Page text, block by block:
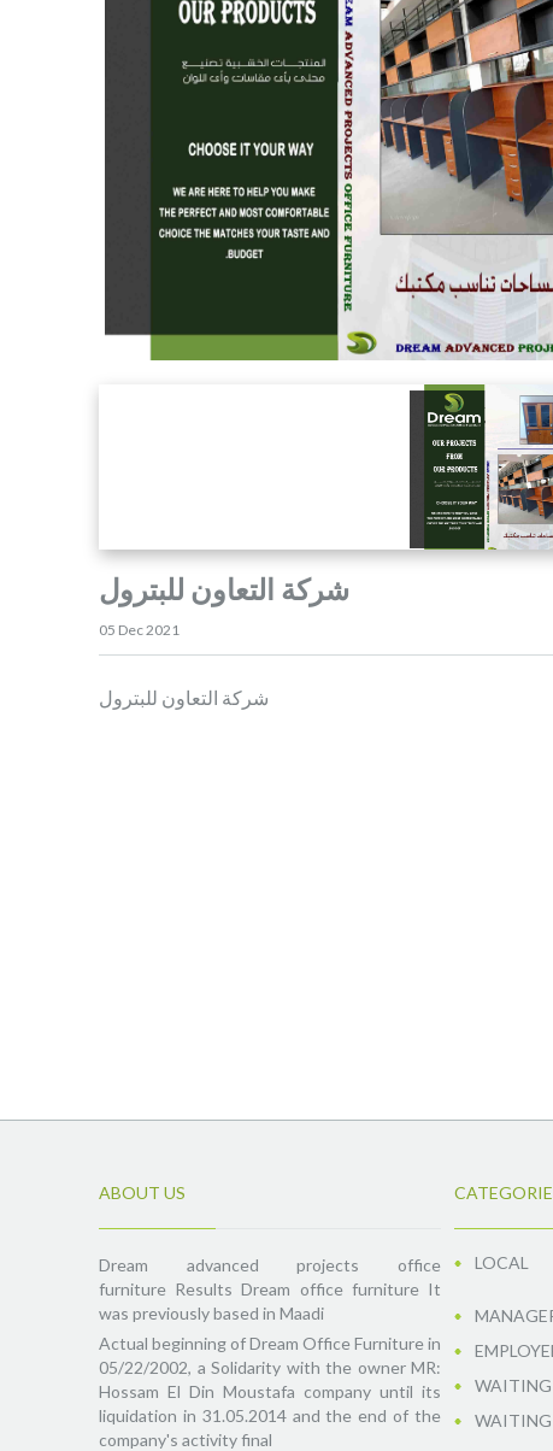
شركة التعاون للبترول
05 Dec 2021
شركة التعاون للبترول
ABOUT US
Dream advanced projects office
furniture Results Dream office furniture It
was previously based in Maadi
Actual beginning of Dream Office Furniture in
05/22/2002, a Solidarity with the owner MR:
Hossam El Din Moustafa company until its
liquidation in 31.05.2014 and the end of the
company's activity final
LOCAL
WAITING
WAITING